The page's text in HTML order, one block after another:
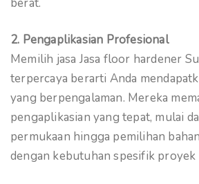
2. Pengaplikasian Profesional
Memilih jasa Jasa floor hardener
terpercaya berarti Anda
yang berpengalaman. Mereka
pengaplikasian yang tepat, mulai
permukaan hingga pemilihan
dengan kebutuhan spesifik proyek